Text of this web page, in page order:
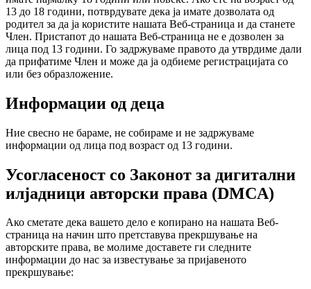
13 до 18 години, потврдувате дека ја имате дозволата од
родител за да ја користите нашата Веб-страница и да станете
Член. Пристапот до нашата Веб-страница не е дозволен за
лица под 13 години. Го задржуваме правото да утврдиме дали
да прифатиме Член и може да ја одбиеме регистрацијата со
или без образложение.
Информации од деца
Ние свесно не бараме, не собираме и не задржуваме
информации од лица под возраст од 13 години.
Усогласеност со Законот за дигитални
илјадници авторски права (DMCA)
Ако сметате дека вашето дело е копирано на нашата Веб-
страница на начин што претставува прекршување на
авторските права, ве молиме доставете ги следните
информации до нас за известување за пријавеното
прекршување: